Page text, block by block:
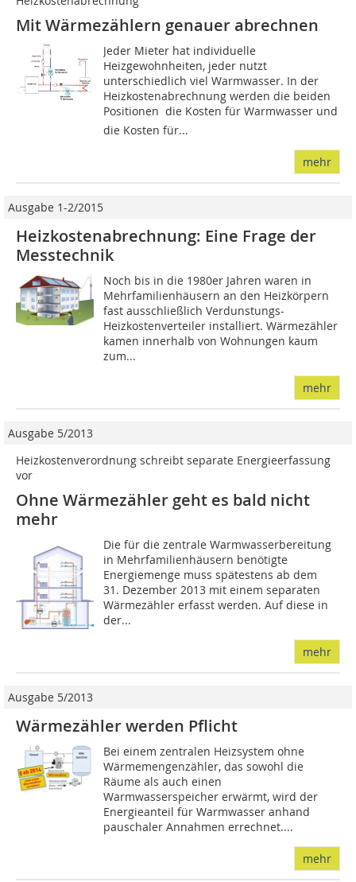
Mit Wärmezählern genauer abrechnen
Jeder Mieter hat individuelle
Heizgewohnheiten, jeder nutzt
unterschiedlich viel Warmwasser. In der
Heizkostenabrechnung werden die beiden
Positionen  die Kosten für Warmwasser und
die Kosten für...
mehr
Ausgabe 1-2/2015
Heizkostenabrechnung: Eine Frage der
Messtechnik
Noch bis in die 1980er Jahren waren in
Mehrfamilienhäusern an den Heizkörpern
fast ausschließlich Verdunstungs-
Heizkostenverteiler installiert. Wärmezähler
kamen innerhalb von Wohnungen kaum
zum...
mehr
Ausgabe 5/2013
Heizkostenverordnung schreibt separate Energieerfassung
vor
Ohne Wärmezähler geht es bald nicht
mehr
Die für die zentrale Warmwasserbereitung
in Mehrfamilienhäusern benötigte
Energiemenge muss spätestens ab dem
31. Dezember 2013 mit einem separaten
Wärmezähler erfasst werden. Auf diese in
der...
mehr
Ausgabe 5/2013
Wärmezähler werden Pflicht
Bei einem zentralen Heizsystem ohne
Wärmemengenzähler, das sowohl die
Räume als auch einen
Warmwasserspeicher erwärmt, wird der
Energieanteil für Warmwasser anhand
pauschaler Annahmen errechnet....
mehr